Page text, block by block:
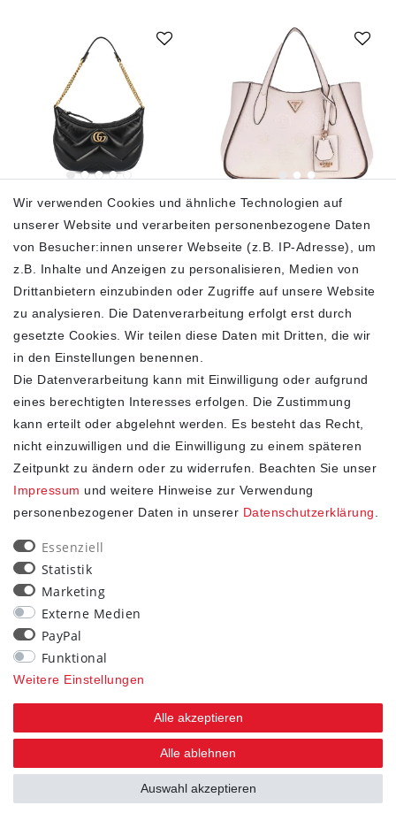
Gucci Handtasche
Unisex GG Marmont
AAC74 1000
1.800,00 €
1.290,00 €
inkl. ges. MwSt.zzgl.
In den Warenkorb
Guess Damen
Handtasche Keandra
Girlfriend Satchel
Beige / Stone Logo
HWPL9323060STL
150,00 € 119,00 €
Versandkosten
In den Warenkorb
1 2 3
SHOP
Impressum
Daten­schutz­erklärung
AGB
Widerrufs­recht
STAY CONNECTED
Wir verwenden Cookies und ähnliche Technologien auf
unserer Website und verarbeiten personenbezogene Daten
von Besucher:innen unserer Webseite (z.B. IP-Adresse), um
z.B. Inhalte und Anzeigen zu personalisieren, Medien von
Drittanbietern einzubinden oder Zugriffe auf unsere Website
zu analysieren. Die Datenverarbeitung erfolgt erst durch
gesetzte Cookies. Wir teilen diese Daten mit Dritten, die wir
in den Einstellungen benennen.
Die Datenverarbeitung kann mit Einwilligung oder aufgrund
eines berechtigten Interesses erfolgen. Die Zustimmung
kann erteilt oder abgelehnt werden. Es besteht das Recht,
nicht einzuwilligen und die Einwilligung zu einem späteren
Zeitpunkt zu ändern oder zu widerrufen. Beachten Sie unser
Impressum und weitere Hinweise zur Verwendung
personenbezogener Daten in unserer Daten­schutz­erklärung
Essenziell
Statistik
Marketing
Externe Medien
PayPal
Funktional
Weitere Einstellungen
Alle akzeptieren
Alle ablehnen
Auswahl akzeptieren